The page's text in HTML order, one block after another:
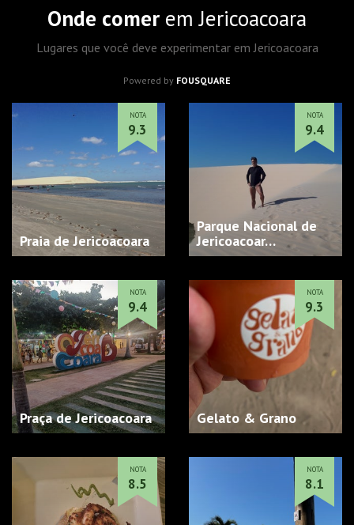
Onde comer em Jericoacoara
Lugares que você deve experimentar em Jericoacoara
Powered by FOUSQUARE
Praia de Jericoacoara
NOTA
9.3
Parque Nacional de
Jericoacoar…
NOTA
9.4
Praça de Jericoacoara
NOTA
9.4
Gelato & Grano
NOTA
9.3
NOTA
8.5
NOTA
8.1